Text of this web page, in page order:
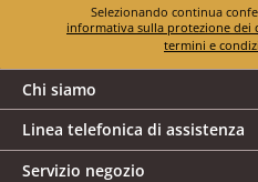
informativa sulla protezione dei
termini e
Chi siamo
Linea telefonica di assistenza
Servizio negozio